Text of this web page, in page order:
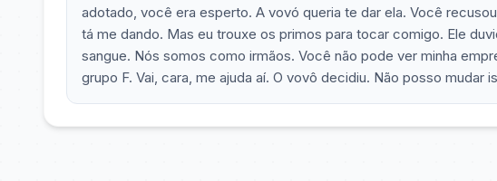
adotado, você era esperto. A vovó queria te dar ela. Você
tá me dando. Mas eu trouxe os primos para tocar comigo. Ele
sangue. Nós somos como irmãos. Você não pode ver minha
grupo F. Vai, cara, me ajuda aí. O vovô decidiu. Não posso mudar